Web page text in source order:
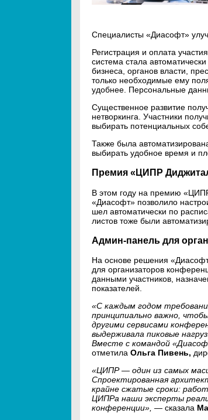
Специалисты «Диасофт»
Регистрация и оплата
система стала
бизнеса, органов власти,
только необходимые ему
удобнее. Персональные
Существенное развитие
нетворкинга. Участники
выбирать потенциальных
Также была
выбирать удобное время и
Премия «ЦИПР
В этом году на премию
«Диасофт» позволило
шел автоматически по
листов тоже были
Админ-панель для
На основе решения
для организаторов
данными участников,
показателей.
«С каждым годом
принципиально важно,
другими сервисами
выдерживала пиковые
Вместе с командой
отметила Ольга Пивень,
«ЦИПР — один из самых
Спроектированная
крайне сжатые сроки:
ЦИПРа наши эксперты
конференции», — сказала